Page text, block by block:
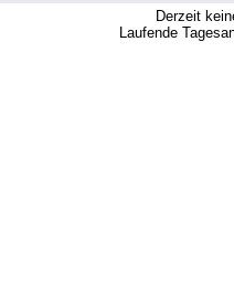
Derzeit
Laufende